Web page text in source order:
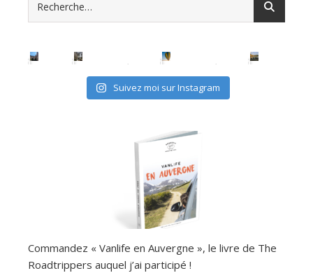
Suivez moi sur Instagram
Commandez « Vanlife en Auvergne », le livre de The
Roadtrippers auquel j’ai participé !